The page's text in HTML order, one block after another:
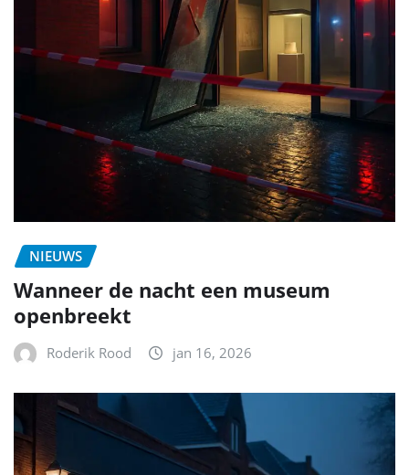
NIEUWS
Wanneer de nacht een museum
openbreekt
Roderik Rood jan 16, 2026